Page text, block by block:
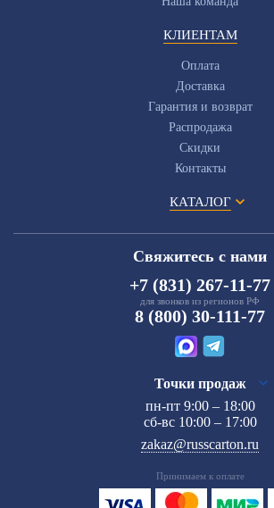
КЛИЕНТАМ
Оплата
Доставка
Гарантия и возврат
Распродажа
Скидки
Контакты
КАТАЛОГ
Свяжитесь с нами
+7 (831) 267-11-77
для звонков из регионов РФ
8 (800) 30-111-77
Точки продаж
пн-пт 9:00 – 18:00
сб-вс 10:00 – 17:00
zakaz@russcarton.ru
Принимаем к оплате